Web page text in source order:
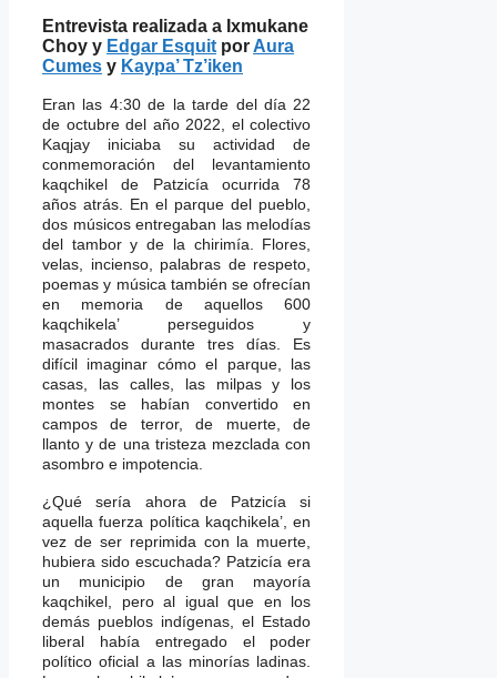
Entrevista realizada a Ixmukane
Choy y Edgar Esquit por Aura
Cumes y Kaypa’ Tz’iken
Eran las 4:30 de la tarde del día 22
de octubre del año 2022, el colectivo
Kaqjay iniciaba su actividad de
conmemoración del levantamiento
kaqchikel de Patzicía ocurrida 78
años atrás. En el parque del pueblo,
dos músicos entregaban las melodías
del tambor y de la chirimía. Flores,
velas, incienso, palabras de respeto,
poemas y música también se ofrecían
en memoria de aquellos 600
kaqchikela’ perseguidos y
masacrados durante tres días. Es
difícil imaginar cómo el parque, las
casas, las calles, las milpas y los
montes se habían convertido en
campos de terror, de muerte, de
llanto y de una tristeza mezclada con
asombro e impotencia.
¿Qué sería ahora de Patzicía si
aquella fuerza política kaqchikela’, en
vez de ser reprimida con la muerte,
hubiera sido escuchada? Patzicía era
un municipio de gran mayoría
kaqchikel, pero al igual que en los
demás pueblos indígenas, el Estado
liberal había entregado el poder
político oficial a las minorías ladinas.